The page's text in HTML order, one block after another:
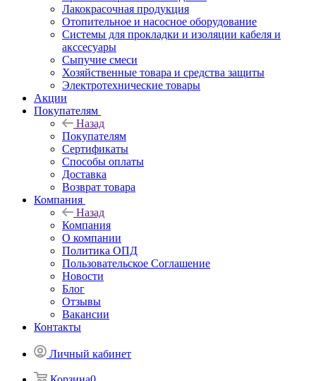
Лакокрасочная продукция
Отопительное и насосное оборудование
Системы для прокладки и изоляции кабеля и
акссесуары
Сыпучие смеси
Хозяйственные товара и средства защиты
Электротехнические товары
Акции
Покупателям
Назад
Покупателям
Сертификаты
Способы оплаты
Доставка
Возврат товара
Компания
Назад
Компания
О компании
Политика ОПД
Пользовательское Соглашение
Новости
Блог
Отзывы
Вакансии
Контакты
Личный кабинет